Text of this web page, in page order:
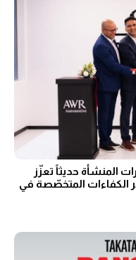
المنشأة حديثاً تعزّز
الكفاءات المتخصّصة في